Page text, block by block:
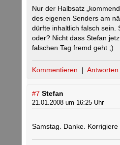
Nur der Halbsatz
des eigenen Senders am
dürfte inhaltlich falsch sein.
oder? Nicht dass Stefan
falschen Tag fremd geht ;)
Kommentieren | Antworten
#7 Stefan
21.01.2008 um 16:25 Uhr
Samstag. Danke. Korrigiere